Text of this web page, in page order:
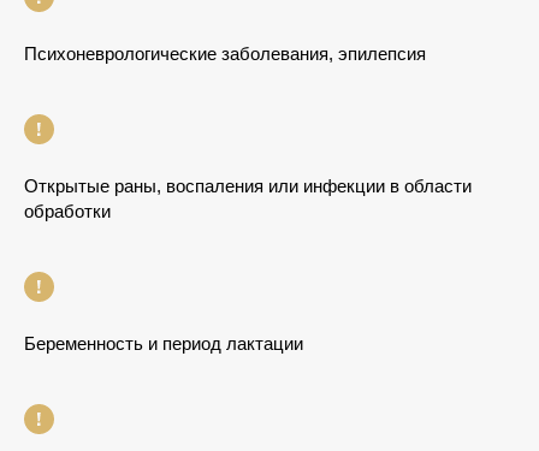
Психоневрологические заболевания, эпилепсия
Открытые раны, воспаления или инфекции в области
обработки
Беременность и период лактации